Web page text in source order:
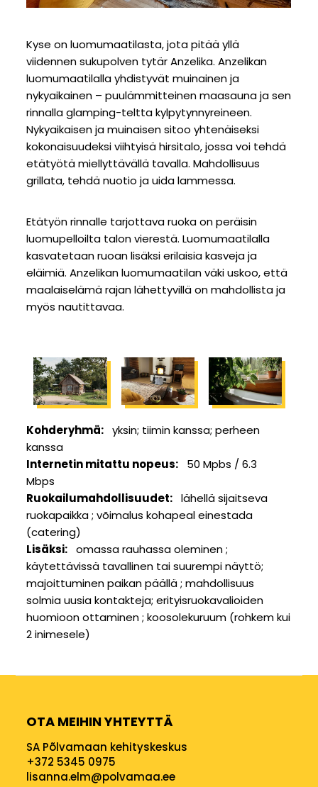
Kyse on luomumaatilasta, jota pitää yllä
viidennen sukupolven tytär Anzelika. Anzelikan
luomumaatilalla yhdistyvät muinainen ja
nykyaikainen – puulämmitteinen maasauna ja sen
rinnalla glamping-teltta kylpytynnyreineen.
Nykyaikaisen ja muinaisen sitoo yhtenäiseksi
kokonaisuudeksi viihtyisä hirsitalo, jossa voi tehdä
etätyötä miellyttävällä tavalla. Mahdollisuus
grillata, tehdä nuotio ja uida lammessa.
Etätyön rinnalle tarjottava ruoka on peräisin
luomupelloilta talon vierestä. Luomumaatilalla
kasvatetaan ruoan lisäksi erilaisia kasveja ja
eläimiä. Anzelikan luomumaatilan väki uskoo, että
maalaiselämä rajan lähettyvillä on mahdollista ja
myös nautittavaa.
Kohderyhmä yksin tiimin kanssa perheen
kanssa
Internetin mitattu nopeus
50 Mpbs / 6.3
Mbps
Ruokailumahdollisuudet
lähellä sijaitseva
ruokapaikka võimalus kohapeal einestada
(catering)
Lisäksi
omassa rauhassa oleminen
käytettävissä tavallinen tai suurempi näyttö
majoittuminen paikan päällä mahdollisuus
solmia uusia kontakteja erityisruokavalioiden
huomioon ottaminen koosolekuruum (rohkem kui
2 inimesele)
OTA MEIHIN YHTEYTTÄ
SA Põlvamaan kehityskeskus
+372 5345 0975
lisanna.elm@polvamaa.ee